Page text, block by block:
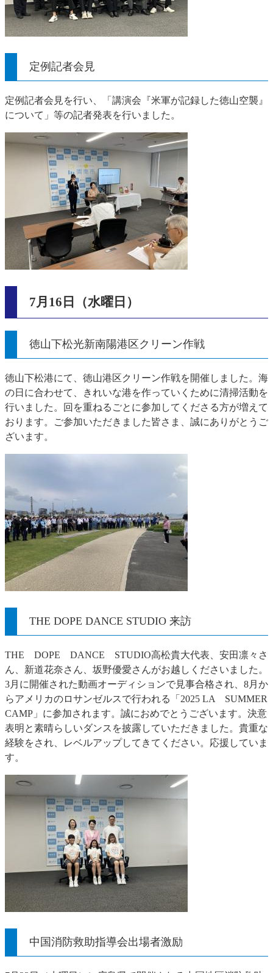
定例記者会見
定例記者会見を行い、「講演会『米軍が記録した徳山空襲』
について」等の記者発表を行いました。
7月16日（水曜日）
徳山下松光新南陽港区クリーン作戦
徳山下松港にて、徳山港区クリーン作戦を開催しました。海
の日に合わせて、きれいな港を作っていくために清掃活動を
行いました。回を重ねるごとに参加してくださる方が増えて
おります。ご参加いただきました皆さま、誠にありがとうご
ざいます。
THE DOPE DANCE STUDIO 来訪
THE DOPE DANCE STUDIO高松貴大代表、安田凛々さ
ん、新道花奈さん、坂野優愛さんがお越しくださいました。
3月に開催された動画オーディションで見事合格され、8月か
らアメリカのロサンゼルスで行われる「2025 LA SUMMER
CAMP」に参加されます。誠におめでとうございます。決意
表明と素晴らしいダンスを披露していただきました。貴重な
経験をされ、レベルアップしてきてください。応援していま
す。
中国消防救助指導会出場者激励